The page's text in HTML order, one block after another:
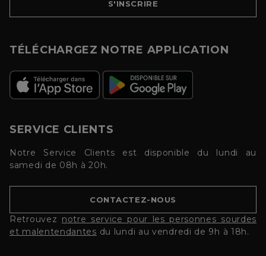
S'INSCRIRE
TÉLÉCHARGEZ NOTRE APPLICATION
SERVICE CLIENTS
Notre Service Clients est disponible du lundi au
samedi de 08h à 20h.
CONTACTEZ-NOUS
Retrouvez notre service pour les personnes sourdes
et malentendantes du lundi au vendredi de 9h à 18h.